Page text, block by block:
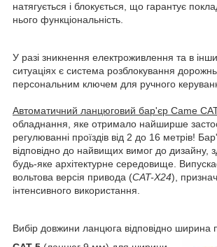
натягується і блокується, що гарантує
нього функціональність.
У разі зникнення електроживлення та в
ситуаціях є система розблокування
персональним ключем для ручного
Автоматичний ланцюговий бар'єр Came
обладнання, яке отримало найширше
регулюванні проїздів від 2 до 16 метрів!
відповідно до найвищих вимог до дизайну,
будь-яке архітектурне середовище.
вольтова версія привода (CAT-X24),
інтенсивного використання.
Вибір довжини ланцюга відповідно ширина